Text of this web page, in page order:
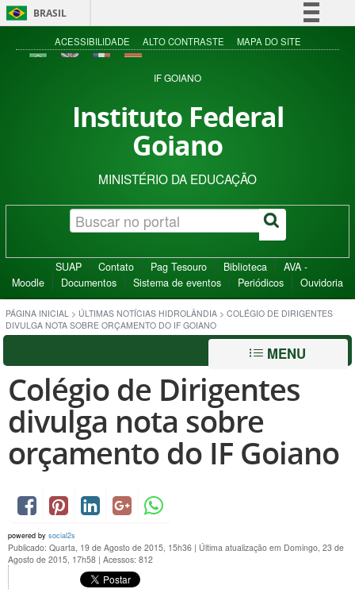
BRASIL
Simplifique!
Acesso à informação
ACESSIBILIDADE ALTO CONTRASTE MAPA DO SITE
IF GOIANO
Instituto Federal
Goiano
MINISTÉRIO DA EDUCAÇÃO
SUAP Contato Pag Tesouro Biblioteca
AVA -
Moodle
Documentos Sistema de eventos Periódicos Ouvidoria
PÁGINA INICIAL > ÚLTIMAS NOTÍCIAS HIDROLÂNDIA > COLÉGIO DE DIRIGENTES
DIVULGA NOTA SOBRE ORÇAMENTO DO IF GOIANO
MENU
Colégio de Dirigentes
divulga nota sobre
orçamento do IF Goiano
powered by social2s
Publicado: Quarta, 19 de Agosto de 2015, 15h36 | Última atualização em Domingo, 23 de
Agosto de 2015, 17h58 | Acessos: 812